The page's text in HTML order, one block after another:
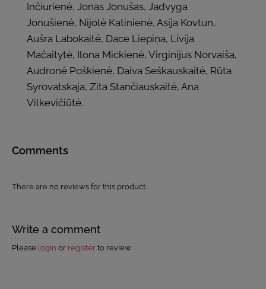
Inčiurienė, Jonas Jonušas, Jadvyga
Jonušienė, Nijolė Katinienė, Asija Kovtun,
Aušra Labokaitė, Dace Liepiņa, Livija
Mačaitytė, Ilona Mickienė, Virginijus Norvaiša,
Audronė Poškienė, Daiva Seškauskaitė, Rūta
Syrovatskaja, Zita Stančiauskaitė, Ana
Vilkevičiūtė.
Comments
There are no reviews for this product.
Write a comment
Please login or register to review